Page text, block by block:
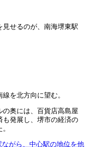
せるのが、南海堺東駅
を北方向に望む。
奥には、百貨店高島屋
も発展し、堺市の経済の